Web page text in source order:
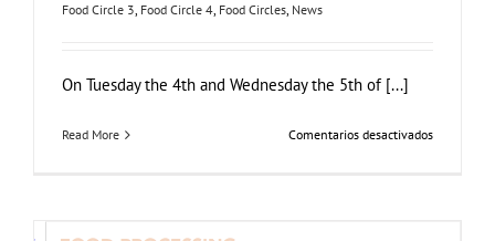
Food Circle 3, Food Circle 4, Food Circles, News
On Tuesday the 4th and Wednesday the 5th of [...]
Read More Comentarios desactivadosen